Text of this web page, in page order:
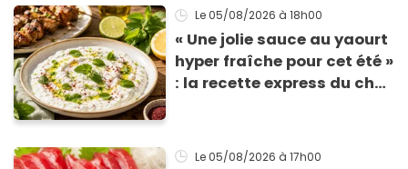
Le 05/08/2026 à 18h00
« Une jolie sauce au yaourt
hyper fraîche pour cet été »
: la recette express du chef
grillades
Le 05/08/2026 à 17h00